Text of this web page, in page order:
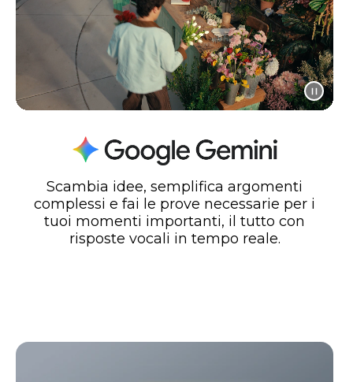
Scambia idee, semplifica argomenti
complessi e fai le prove necessarie per i
tuoi momenti importanti, il tutto con
risposte vocali in tempo reale.